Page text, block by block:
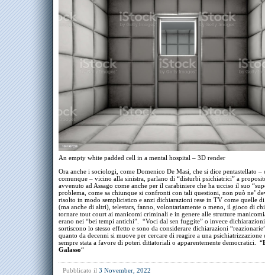
An empty white padded cell in a mental hospital – 3D render
Ora anche i sociologi, come Domenico De Masi, che si dice pentastellato –
comunque – vicino alla sinistra, parlano di “disturbi psichiatrici” a
avvenuto ad Assago come anche per il carabiniere che ha ucciso il suo
problema, come sa chiunque si confronti con tali questioni, non può ne’
risolto in modo semplicistico e anzi dichiarazioni rese in TV come quelle
(ma anche di altri), telestars, fanno, volontariamente o meno, il gioco di
tornare tout court ai manicomi criminali e in genere alle strutture
erano nei “bei tempi antichi”. “Voci dal sen fuggite” o invece
sortiscono lo stesso effetto e sono da considerare dichiarazioni
quanto da decenni si muove per cercare di reagire a una psichiatrizzazione
sempre stata a favore di poteri dittatoriali o apparentemente democratici. “
Galasso“
Pubblicato il 3 November, 2022